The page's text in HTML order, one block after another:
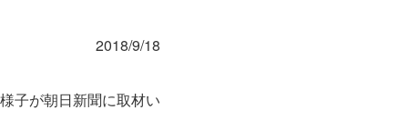
2018/9/18
子が朝日新聞に取材い